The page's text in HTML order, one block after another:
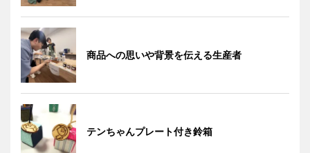
商品への思いや背景を伝える生産者
テンちゃんプレート付き鈴箱